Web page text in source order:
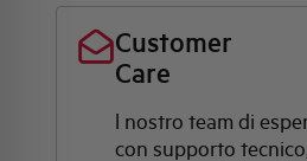
Customer
Care
l nostro team di
con supporto